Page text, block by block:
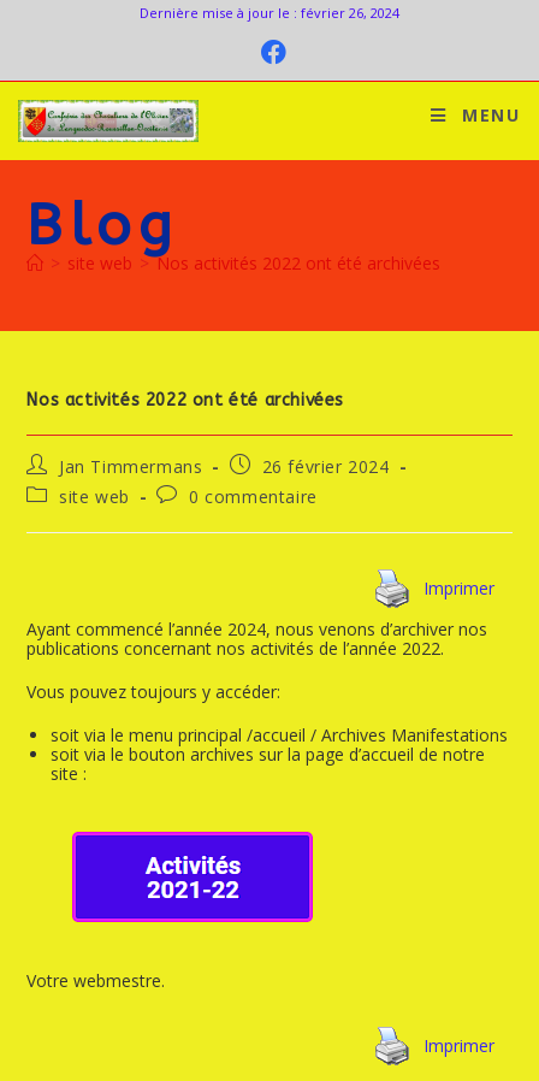
Dernière mise à jour le : février 26, 2024
MENU
Blog
> site web > Nos activités 2022 ont été archivées
Nos activités 2022 ont été archivées
Jan Timmermans
26 février 2024
site web
0 commentaire
Imprimer
Ayant commencé l’année 2024, nous venons d’archiver nos
publications concernant nos activités de l’année 2022.
Vous pouvez toujours y accéder:
soit via le menu principal /accueil / Archives Manifestations
soit via le bouton archives sur la page d’accueil de notre
site :
Votre webmestre.
Imprimer